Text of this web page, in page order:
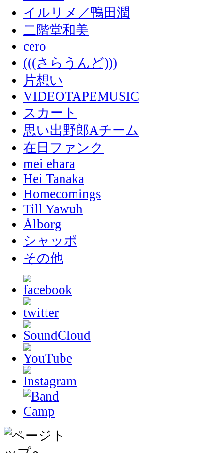
イルリメ／鴨田潤
二階堂和美
cero
(((さらうんど)))
片想い
VIDEOTAPEMUSIC
スカート
思い出野郎Aチーム
在日ファンク
mei ehara
Hei Tanaka
Homecomings
Till Yawuh
Ålborg
シャッポ
その他